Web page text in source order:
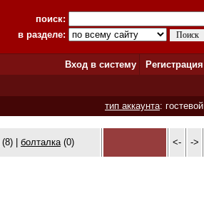
поиск:
в разделе:
Вход в систему
Регистрация
тип аккаунта: гостевой
(8) | болталка(0) <- ->